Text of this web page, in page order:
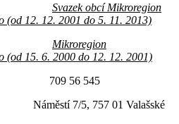
Svazek obcí Mikroregion
(od 12. 12. 2001 do 5. 11. 2013)
Mikroregion
(od 15. 6. 2000 do 12. 12. 2001)
545
7/5, 757 01 Valašské